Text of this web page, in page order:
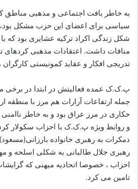
به خاطر بافت اجتماعی و مذهبی مناطق
سیاسی برای اعضای این حزب مشکل بود،
شکل زندگی اکراد ترکیه عشایری بود
منافات داشت. اعتقادات مذهبی کردهای
تدریجی افکار و عقاید کمونیستی
پ.ک.ک عمده فعالیتش در ابتدا در برخی
جمله ارتفاعات آرارات هم مرز با منطقه
حکاری در مرز عراق بود و به خاطر
و روابط ویژه پ.ک.ک با احزاب سکولار
دمکرات به رهبری خانواده
رهبری جلال طالبانی به شکلی اسلحه و
احزاب ، خصوصا اتحادیه میهنی که
تامین می کرد.